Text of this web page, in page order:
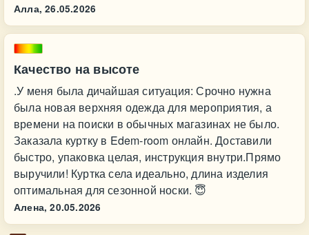
Алла, 26.05.2026
Качество на высоте
.У меня была дичайшая ситуация: Срочно нужна
была новая верхняя одежда для мероприятия, а
времени на поиски в обычных магазинах не было.
Заказала куртку в Edem-room онлайн. Доставили
быстро, упаковка целая, инструкция внутри.Прямо
выручили! Куртка села идеально, длина изделия
оптимальная для сезонной носки. 😇
Алена, 20.05.2026